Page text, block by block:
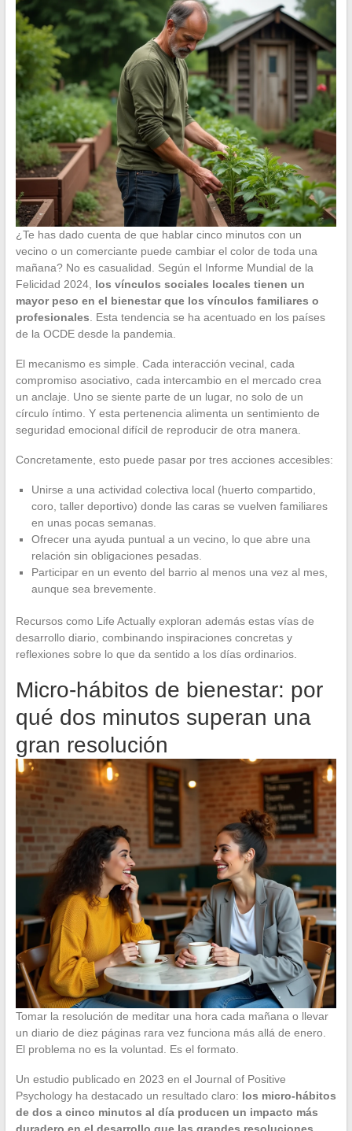
¿Te has dado cuenta de que hablar cinco minutos con un
vecino o un comerciante puede cambiar el color de toda una
mañana? No es casualidad. Según el Informe Mundial de la
Felicidad 2024, los vínculos sociales locales tienen un
mayor peso en el bienestar que los vínculos familiares o
profesionales . Esta tendencia se ha acentuado en los países
de la OCDE desde la pandemia.
El mecanismo es simple. Cada interacción vecinal, cada
compromiso asociativo, cada intercambio en el mercado crea
un anclaje. Uno se siente parte de un lugar, no solo de un
círculo íntimo. Y esta pertenencia alimenta un sentimiento de
seguridad emocional difícil de reproducir de otra manera.
Concretamente, esto puede pasar por tres acciones accesibles:
Unirse a una actividad colectiva local (huerto compartido,
coro, taller deportivo) donde las caras se vuelven familiares
en unas pocas semanas.
Ofrecer una ayuda puntual a un vecino, lo que abre una
relación sin obligaciones pesadas.
Participar en un evento del barrio al menos una vez al mes,
aunque sea brevemente.
Recursos como Life Actually exploran además estas vías de
desarrollo diario, combinando inspiraciones concretas y
reflexiones sobre lo que da sentido a los días ordinarios.
Micro-hábitos de bienestar: por
qué dos minutos superan una
gran resolución
Tomar la resolución de meditar una hora cada mañana o llevar
un diario de diez páginas rara vez funciona más allá de enero.
El problema no es la voluntad. Es el formato.
Un estudio publicado en 2023 en el Journal of Positive
Psychology ha destacado un resultado claro: los micro-hábitos
de dos a cinco minutos al día producen un impacto más